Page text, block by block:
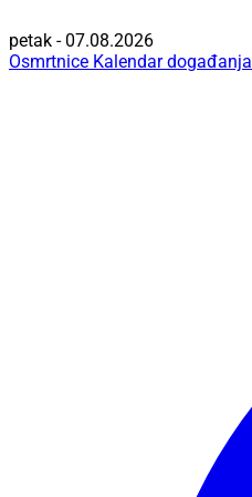
petak - 07.08.2026
Osmrtnice Kalendar događanja